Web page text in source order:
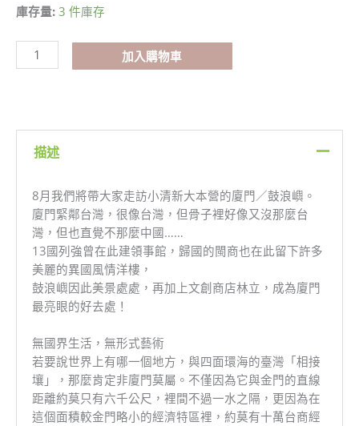
庫存量: 3 件庫存
鼓
嶼
清
加入購物車
描述
8月我們將帶大家走訪小清新大本營的廈門／鼓浪嶼。
廈門緊鄰台灣，很像台灣，但骨子裡好像又沒那麼台
灣，但也直覺不那麼中國……
13國列強曾在此建領事館，歸國的閩商也在此留下許多
美麗的異國風情洋樓，
鼓浪嶼因此美景處處，再加上文創商店林立，成為廈門
最亮眼的好去處！
無國界生活，無形式藝術
若要說世界上有哪一個地方，與四面環海的臺灣「相接
壤」，那麼肯定非廈門莫屬。不僅因為它與金門的直線
距離約莫只有六千公尺，裡間不過一水之隔，更因為在
這個面積較金門略小的經濟特區裡，約莫有十萬台商經